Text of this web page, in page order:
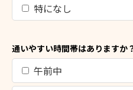
特になし
通いやすい時間帯はありますか
午前中